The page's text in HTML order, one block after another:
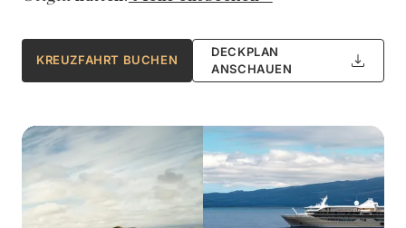
KREUZFAHRT BUCHEN
DECKPLAN
ANSCHAUEN